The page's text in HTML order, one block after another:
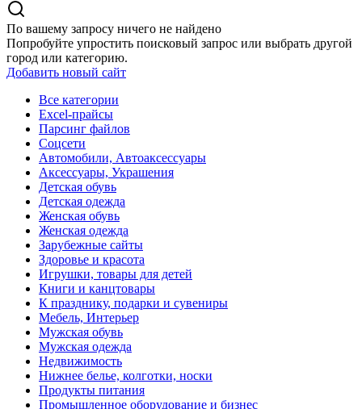
По вашему запросу ничего не найдено
Попробуйте упростить поисковый запрос или выбрать другой
город или категорию.
Добавить новый сайт
Все категории
Excel-прайсы
Парсинг файлов
Соцсети
Автомобили, Автоаксессуары
Аксессуары, Украшения
Детская обувь
Детская одежда
Женская обувь
Женская одежда
Зарубежные сайты
Здоровье и красота
Игрушки, товары для детей
Книги и канцтовары
К празднику, подарки и сувениры
Мебель, Интерьер
Мужская обувь
Мужская одежда
Недвижимость
Нижнее белье, колготки, носки
Продукты питания
Промышленное оборудование и бизнес